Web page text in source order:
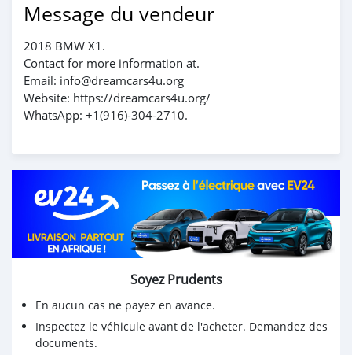
Message du vendeur
2018 BMW X1.
Contact for more information at.
Email: info@dreamcars4u.org
Website: https://dreamcars4u.org/
WhatsApp: +1(916)-304-2710.
Soyez Prudents
En aucun cas ne payez en avance.
Inspectez le véhicule avant de l'acheter. Demandez des
documents.